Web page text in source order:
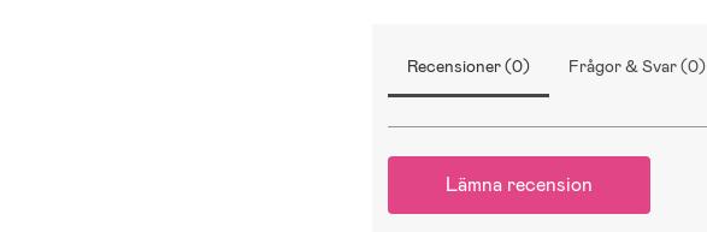
Recensioner (0) Frågor & Svar (0)
Lämna recension